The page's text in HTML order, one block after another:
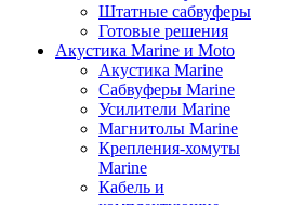
Штатные сабвуферы
Готовые решения
Акустика Marine и Moto
Акустика Marine
Сабвуферы Marine
Усилители Marine
Магнитолы Marine
Крепления-хомуты
Marine
Кабель и